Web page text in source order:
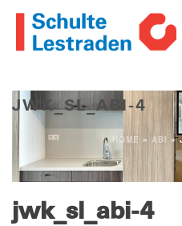
JWK_SL_ABI-4
HOME » ABI »
jwk_sl_abi-4